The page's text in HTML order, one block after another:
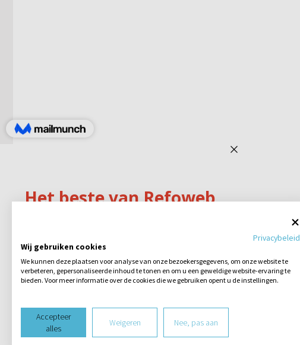
Privacybeleid
Wij gebruiken cookies
We kunnen deze plaatsen voor analyse van onze bezoekersgegevens, om onze website te
verbeteren, gepersonaliseerde inhoud te tonen en om u een geweldige website-ervaring te
bieden. Voor meer informatie over de cookies die we gebruiken opent u de instellingen.
Accepteer
alles
Weigeren Nee, pas aan